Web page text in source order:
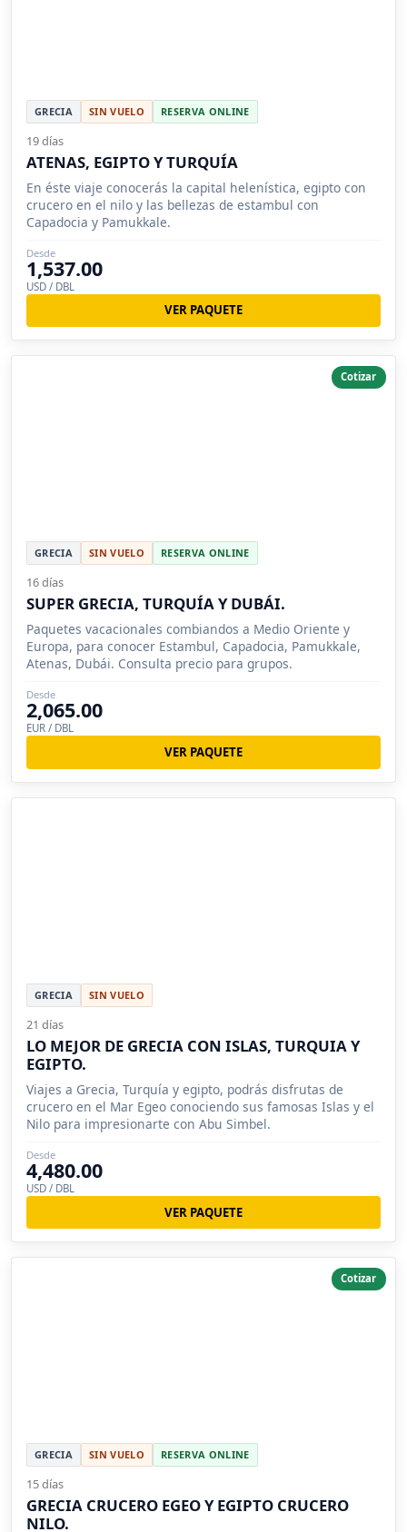
GRECIA SIN VUELO RESERVA ONLINE
19 días
ATENAS, EGIPTO Y TURQUÍA
En éste viaje conocerás la capital helenística, egipto con
crucero en el nilo y las bellezas de estambul con
Capadocia y Pamukkale.
Desde
1,537.00
USD / DBL
VER PAQUETE
Cotizar
GRECIA SIN VUELO RESERVA ONLINE
16 días
SUPER GRECIA, TURQUÍA Y DUBÁI.
Paquetes vacacionales combiandos a Medio Oriente y
Europa, para conocer Estambul, Capadocia, Pamukkale,
Atenas, Dubái. Consulta precio para grupos.
Desde
2,065.00
EUR / DBL
VER PAQUETE
GRECIA SIN VUELO
21 días
LO MEJOR DE GRECIA CON ISLAS, TURQUIA Y
EGIPTO.
Viajes a Grecia, Turquía y egipto, podrás disfrutas de
crucero en el Mar Egeo conociendo sus famosas Islas y el
Nilo para impresionarte con Abu Simbel.
Desde
4,480.00
USD / DBL
VER PAQUETE
Cotizar
GRECIA SIN VUELO RESERVA ONLINE
15 días
GRECIA CRUCERO EGEO Y EGIPTO CRUCERO
NILO.